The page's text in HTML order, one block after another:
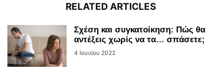
RELATED ARTICLES
Σχέση και συγκατοίκηση: Πώς θα
αντέξεις χωρίς να τα… σπάσετε;
4 Ιουνίου 2022